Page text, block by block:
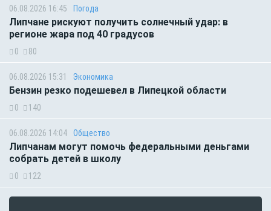
06.08.2026 16:45 Погода
Липчане рискуют получить солнечный удар: в
регионе жара под 40 градусов
0 80
06.08.2026 15:31 Экономика
Бензин резко подешевел в Липецкой области
0 140
06.08.2026 14:04 Общество
Липчанам могут помочь федеральными деньгами
собрать детей в школу
0 122